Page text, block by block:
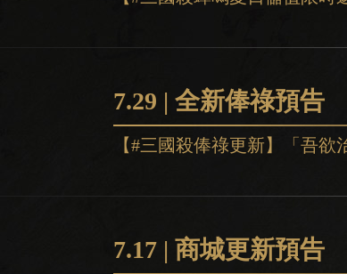
7.29 | 全新俸祿預告
7.17 | 商城更新預告